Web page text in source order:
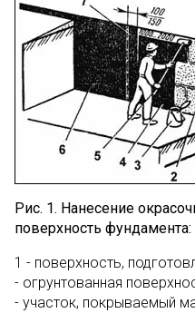
Рис. 1. Нанесение
поверхность фундамента:
1 - поверхность,
- огрунтованная
- участок, покрываемый